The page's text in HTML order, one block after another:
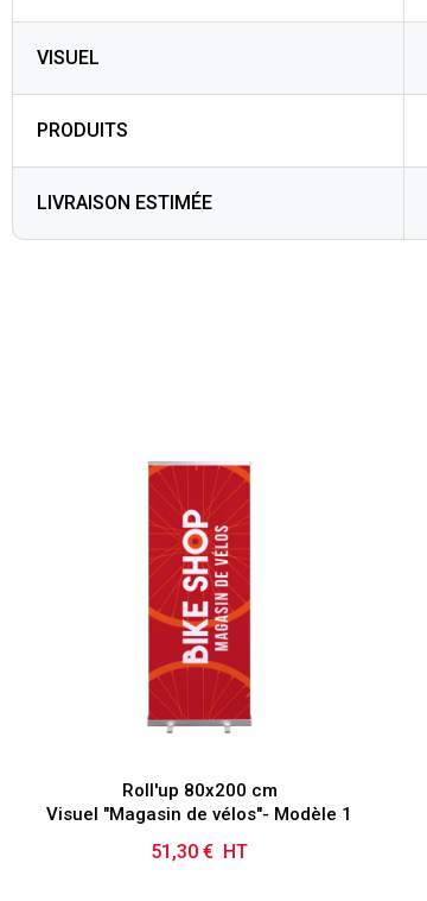
VISUEL
PRODUITS
LIVRAISON ESTIMÉE
Roll'up 80x200 cm
Visuel "Magasin de vélos"- Modèle 1
Prix
51,30 € HT